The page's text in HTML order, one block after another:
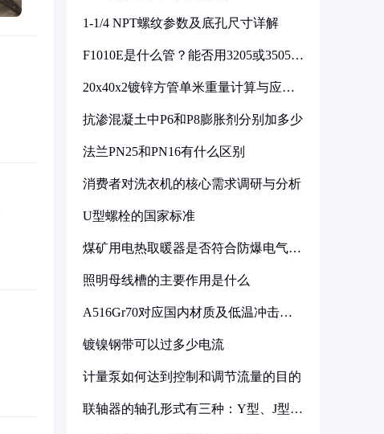
1-1/4 NPT螺纹参数及底孔尺寸详解
F1010E是什么管？能否用3205或3505代
20x40x2镀锌方管单米重量计算与应用
抗渗混凝土中P6和P8膨胀剂分别加多少
法兰PN25和PN16有什么区别
消费者对洗衣机的核心需求调研与分析
U型螺栓的国家标准
煤矿用电热取暖器是否符合防爆电气设
照明母线槽的主要作用是什么
A516Gr70对应国内材质及低温冲击要
镀镍钢带可以过多少电流
计量泵如何达到控制和调节流量的目的
联轴器的轴孔形式有三种：Y型、J型、